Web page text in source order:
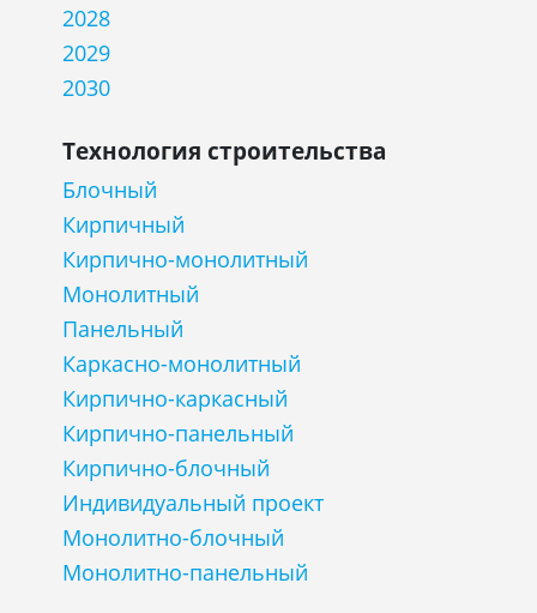
2028
2029
2030
Технология строительства
Блочный
Кирпичный
Кирпично-монолитный
Монолитный
Панельный
Каркасно-монолитный
Кирпично-каркасный
Кирпично-панельный
Кирпично-блочный
Индивидуальный проект
Монолитно-блочный
Монолитно-панельный